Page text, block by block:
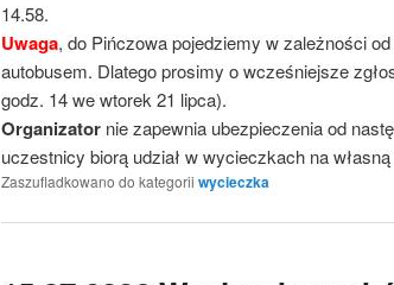
14.58.
Uwaga, do Pińczowa pojedziemy w zależności
autobusem. Dlatego prosimy o wcześniejsze
godz. 14 we wtorek 21 lipca).
Organizator nie zapewnia ubezpieczenia od
uczestnicy biorą udział w wycieczkach na
Zaszufladkowano do kategorii wycieczka